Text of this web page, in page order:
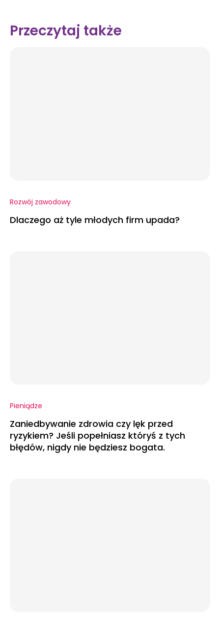
Przeczytaj także
Rozwój zawodowy
Dlaczego aż tyle młodych firm upada?
Pieniądze
Zaniedbywanie zdrowia czy lęk przed
ryzykiem? Jeśli popełniasz któryś z tych
błędów, nigdy nie będziesz bogata.